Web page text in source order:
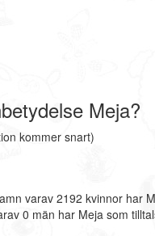
Meja?
kommer snart)
varav 2192 kvinnor har
0 män har Meja som